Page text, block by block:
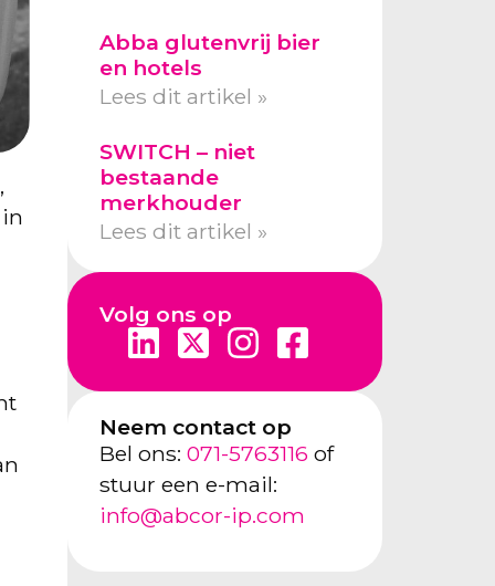
Abba glutenvrij bier
en hotels
Lees dit artikel »
SWITCH – niet
bestaande
merkhouder
Lees dit artikel »
Volg ons op
Neem contact op
Bel ons: 071-5763116 of
stuur een e-mail:
info@abcor-ip.com